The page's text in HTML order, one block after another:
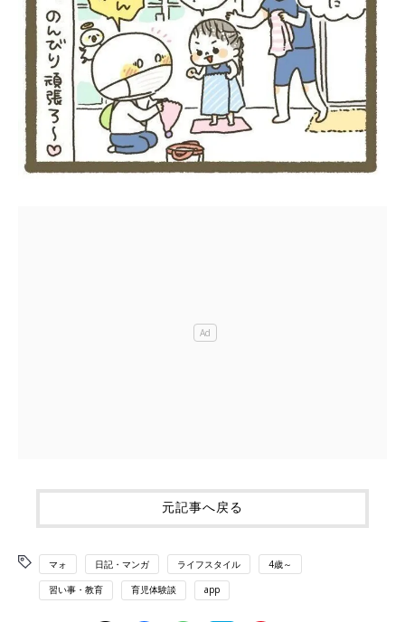
元記事へ戻る
マォ 日記・マンガ ライフスタイル 4歳～
習い事・教育 育児体験談 app